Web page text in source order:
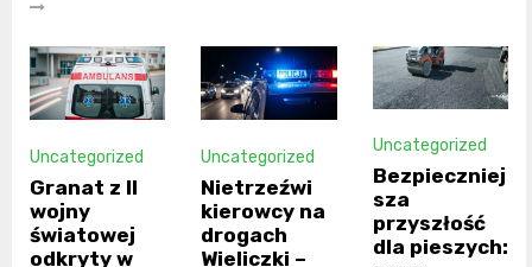
Uncategorized
Granat z II
wojny
światowej
odkryty w
Uncategorized
Nietrzeźwi
kierowcy na
drogach
Wieliczki –
Uncategorized
Bezpieczniej
sza
przyszłość
dla pieszych: